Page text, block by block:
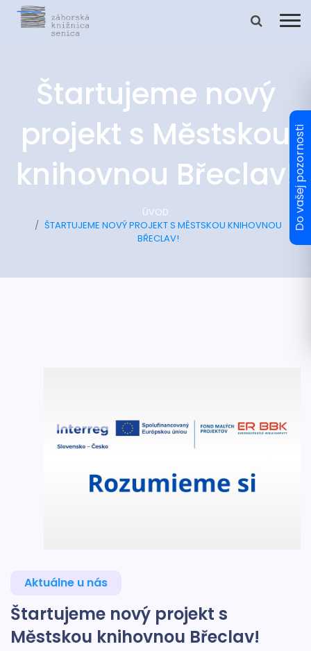
Štartujeme nový
projekt s Městskou
knihovnou Břeclav!
ÚVOD
ŠTARTUJEME NOVÝ PROJEKT S MĚSTSKOU KNIHOVNOU
BŘECLAV!
Aktuálne u nás
Štartujeme nový projekt s
Městskou knihovnou Břeclav!